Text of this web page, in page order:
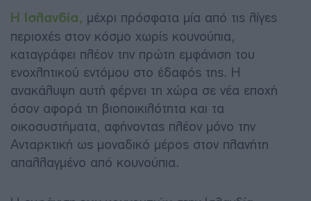
Η Ισλανδία, μέχρι πρόσφατα μία από τις λίγες
περιοχές στον κόσμο χωρίς κουνούπια,
καταγράφει πλέον την πρώτη εμφάνιση του
ενοχλητικού εντόμου στο έδαφός της. Η
ανακάλυψη αυτή φέρνει τη χώρα σε νέα εποχή
όσον αφορά τη βιοποικιλότητα και τα
οικοσυστήματα, αφήνοντας πλέον μόνο την
Ανταρκτική ως μοναδικό μέρος στον πλανήτη
απαλλαγμένο από κουνούπια.